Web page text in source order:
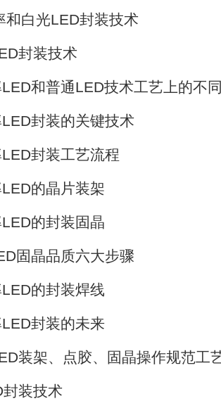
和白光LED封装技术
封装技术
和普通LED技术工艺上的不
封装的关键技术
封装工艺流程
的晶片装架
的封装固晶
固晶品质六大步骤
的封装焊线
封装的未来
装架、点胶、固晶操作规范工
装技术